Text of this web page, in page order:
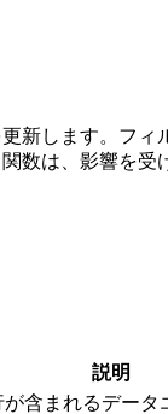
新します。フ
数は、影響を
説明
含まれるデータ